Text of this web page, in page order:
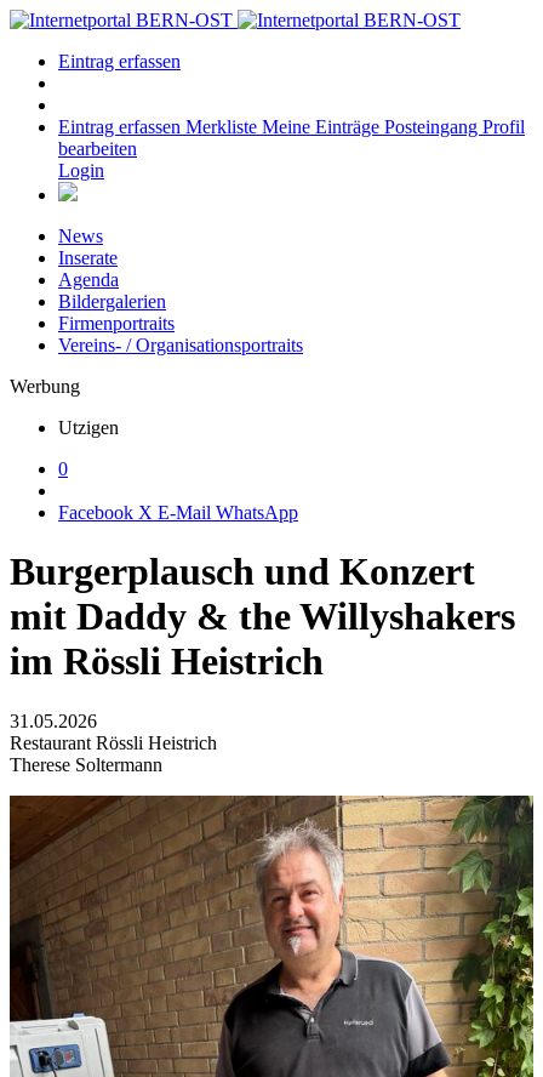
Eintrag erfassen
Eintrag erfassen Merkliste Meine Einträge Posteingang Profil
bearbeiten
Login
News
Inserate
Agenda
Bildergalerien
Firmenportraits
Vereins- / Organisationsportraits
Werbung
Utzigen
0
Facebook X E-Mail WhatsApp
Burgerplausch und Konzert
mit Daddy & the Willyshakers
im Rössli Heistrich
31.05.2026
Restaurant Rössli Heistrich
Therese Soltermann